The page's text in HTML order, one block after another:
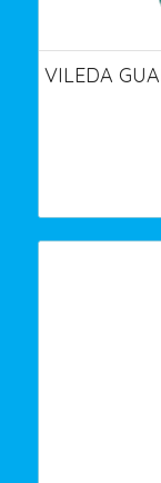
VILEDA